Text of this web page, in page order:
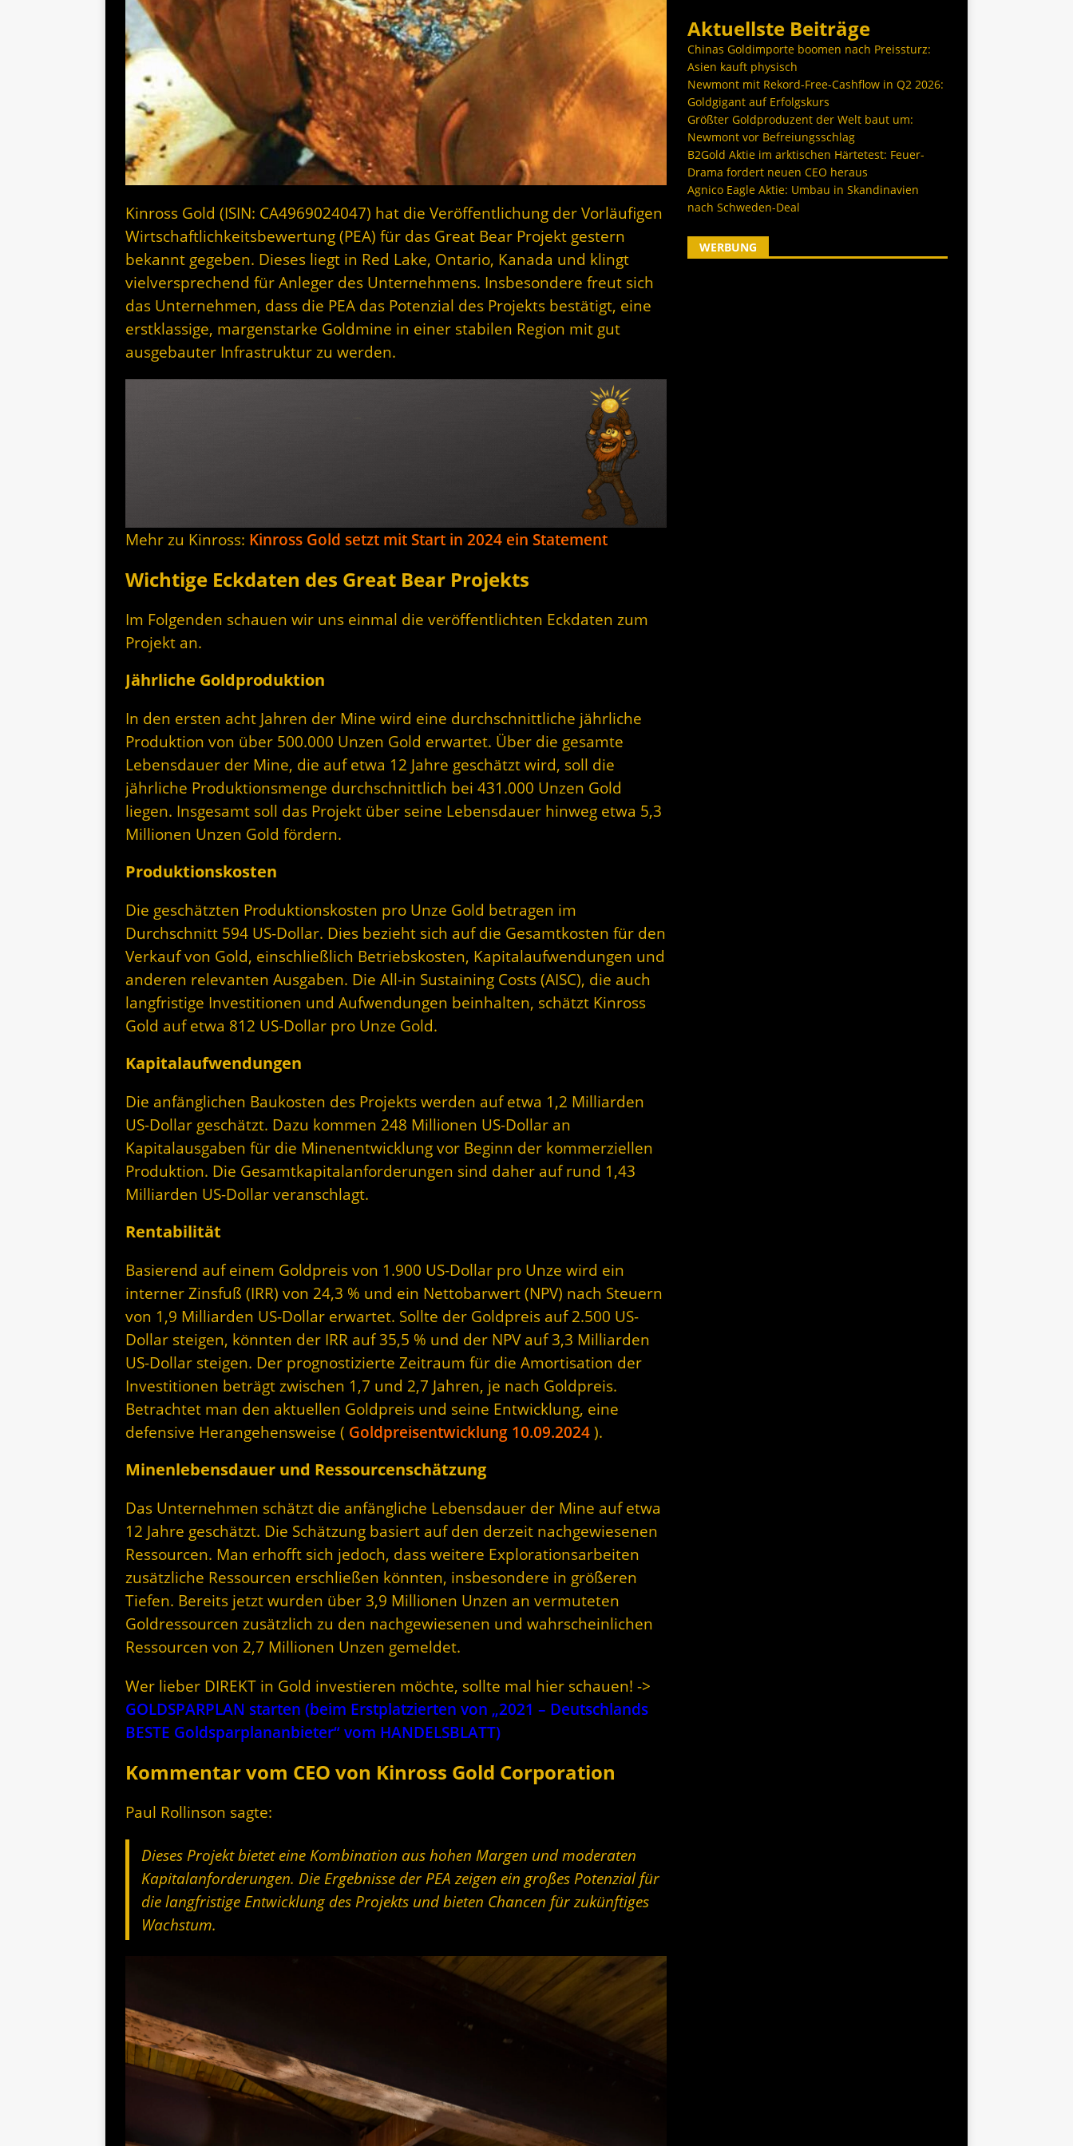
Kinross Gold (ISIN: CA4969024047) hat die Veröffentlichung der Vorläufigen
Wirtschaftlichkeitsbewertung (PEA) für das Great Bear Projekt gestern
bekannt gegeben. Dieses liegt in Red Lake, Ontario, Kanada und klingt
vielversprechend für Anleger des Unternehmens. Insbesondere freut sich
das Unternehmen, dass die PEA das Potenzial des Projekts bestätigt, eine
erstklassige, margenstarke Goldmine in einer stabilen Region mit gut
ausgebauter Infrastruktur zu werden.
Mehr zu Kinross: Kinross Gold setzt mit Start in 2024 ein Statement
Wichtige Eckdaten des Great Bear Projekts
Im Folgenden schauen wir uns einmal die veröffentlichten Eckdaten zum
Projekt an.
Jährliche Goldproduktion
In den ersten acht Jahren der Mine wird eine durchschnittliche jährliche
Produktion von über 500.000 Unzen Gold erwartet. Über die gesamte
Lebensdauer der Mine, die auf etwa 12 Jahre geschätzt wird, soll die
jährliche Produktionsmenge durchschnittlich bei 431.000 Unzen Gold
liegen. Insgesamt soll das Projekt über seine Lebensdauer hinweg etwa 5,3
Millionen Unzen Gold fördern.
Produktionskosten
Die geschätzten Produktionskosten pro Unze Gold betragen im
Durchschnitt 594 US-Dollar. Dies bezieht sich auf die Gesamtkosten für den
Verkauf von Gold, einschließlich Betriebskosten, Kapitalaufwendungen und
anderen relevanten Ausgaben. Die All-in Sustaining Costs (AISC), die auch
langfristige Investitionen und Aufwendungen beinhalten, schätzt Kinross
Gold auf etwa 812 US-Dollar pro Unze Gold.
Kapitalaufwendungen
Die anfänglichen Baukosten des Projekts werden auf etwa 1,2 Milliarden
US-Dollar geschätzt. Dazu kommen 248 Millionen US-Dollar an
Kapitalausgaben für die Minenentwicklung vor Beginn der kommerziellen
Produktion. Die Gesamtkapitalanforderungen sind daher auf rund 1,43
Milliarden US-Dollar veranschlagt.
Rentabilität
Basierend auf einem Goldpreis von 1.900 US-Dollar pro Unze wird ein
interner Zinsfuß (IRR) von 24,3 % und ein Nettobarwert (NPV) nach Steuern
von 1,9 Milliarden US-Dollar erwartet. Sollte der Goldpreis auf 2.500 US-
Dollar steigen, könnten der IRR auf 35,5 % und der NPV auf 3,3 Milliarden
US-Dollar steigen. Der prognostizierte Zeitraum für die Amortisation der
Investitionen beträgt zwischen 1,7 und 2,7 Jahren, je nach Goldpreis.
Betrachtet man den aktuellen Goldpreis und seine Entwicklung, eine
defensive Herangehensweise ( Goldpreisentwicklung 10.09.2024 ).
Minenlebensdauer und Ressourcenschätzung
Das Unternehmen schätzt die anfängliche Lebensdauer der Mine auf etwa
12 Jahre geschätzt. Die Schätzung basiert auf den derzeit nachgewiesenen
Ressourcen. Man erhofft sich jedoch, dass weitere Explorationsarbeiten
zusätzliche Ressourcen erschließen könnten, insbesondere in größeren
Tiefen. Bereits jetzt wurden über 3,9 Millionen Unzen an vermuteten
Goldressourcen zusätzlich zu den nachgewiesenen und wahrscheinlichen
Ressourcen von 2,7 Millionen Unzen gemeldet.
Wer lieber DIREKT in Gold investieren möchte, sollte mal hier schauen! ->
GOLDSPARPLAN starten (beim Erstplatzierten von „2021 – Deutschlands
BESTE Goldsparplananbieter“ vom HANDELSBLATT)
Kommentar vom CEO von Kinross Gold Corporation
Paul Rollinson sagte:
Dieses Projekt bietet eine Kombination aus hohen Margen und moderaten
Kapitalanforderungen. Die Ergebnisse der PEA zeigen ein großes Potenzial für
die langfristige Entwicklung des Projekts und bieten Chancen für zukünftiges
Wachstum.
Aktuellste Beiträge
Chinas Goldimporte boomen nach Preissturz:
Asien kauft physisch
Newmont mit Rekord-Free-Cashflow in Q2 2026:
Goldgigant auf Erfolgskurs
Größter Goldproduzent der Welt baut um:
Newmont vor Befreiungsschlag
B2Gold Aktie im arktischen Härtetest: Feuer-
Drama fordert neuen CEO heraus
Agnico Eagle Aktie: Umbau in Skandinavien
nach Schweden-Deal
WERBUNG